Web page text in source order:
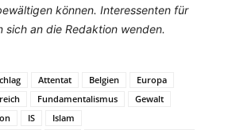
können. Interessenten für
sich an die Redaktion wenden.
Attentat Belgien
Europa
Fundamentalismus
Gewalt
IS
Islam